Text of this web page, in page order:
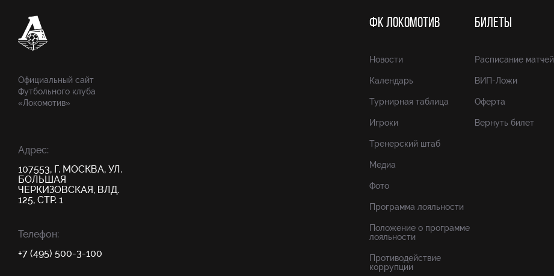
Официальный сайт
Футбольного клуба
«Локомотив»
Адрес:
107553, Г. МОСКВА, УЛ.
БОЛЬШАЯ
ЧЕРКИЗОВСКАЯ, ВЛД.
125, СТР. 1
Телефон:
+7 (495) 500-3-100
ФК ЛОКОМОТИВ
Новости
Календарь
Турнирная таблица
Игроки
Тренерский штаб
Медиа
Фото
Программа лояльности
Положение о программе
лояльности
Противодействие
коррупции
БИЛЕТЫ
Расписание матчей
ВИП-Ложи
Оферта
Вернуть билет